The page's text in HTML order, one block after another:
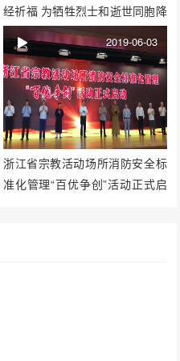
经祈福 为牺牲烈士和逝世同胞降
半旗深切哀悼
浙江省宗教活动场所消防安全标
准化管理“百优争创”活动正式启
2019-06-03